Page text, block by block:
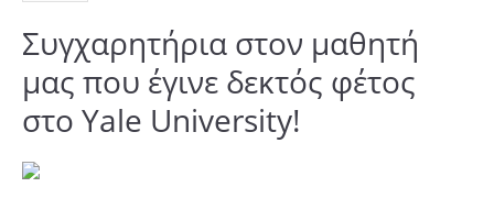
Συγχαρητήρια στον μαθητή
μας που έγινε δεκτός φέτος
στο Yale University!